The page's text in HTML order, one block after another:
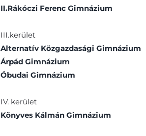
II.Rákóczi Ferenc Gimnázium
III.kerület
Alternatív Közgazdasági Gimnázium
Árpád Gimnázium
Óbudai Gimnázium
IV. kerület
Könyves Kálmán Gimnázium